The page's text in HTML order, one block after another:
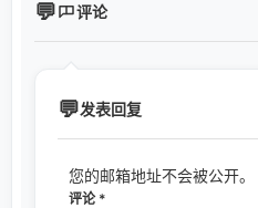
评论
发表回复
您的邮箱地址不会被公开。
评论 *